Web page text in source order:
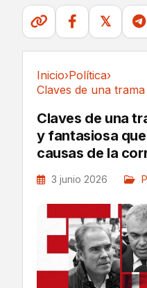
𝕏
Inicio›Política›
Claves de una
y fantasiosa
causas de la
3 junio 2026